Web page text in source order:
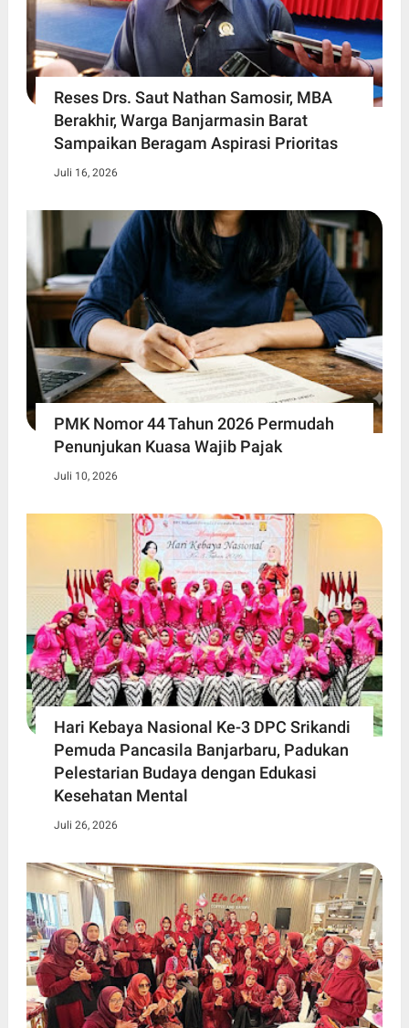
Reses Drs. Saut Nathan Samosir, MBA
Berakhir, Warga Banjarmasin Barat
Sampaikan Beragam Aspirasi Prioritas
Juli 16, 2026
PMK Nomor 44 Tahun 2026 Permudah
Penunjukan Kuasa Wajib Pajak
Juli 10, 2026
Hari Kebaya Nasional Ke-3 DPC Srikandi
Pemuda Pancasila Banjarbaru, Padukan
Pelestarian Budaya dengan Edukasi
Kesehatan Mental
Juli 26, 2026